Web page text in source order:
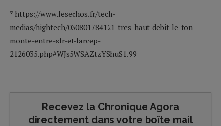
* https://www.lesechos.fr/tech-
medias/hightech/030801784121-tres-haut-debit-le-ton-
monte-entre-sfr-et-larcep-
2126035.php#WJs5WSAZtzYShuS1.99
Recevez la Chronique Agora
directement dans votre boîte mail